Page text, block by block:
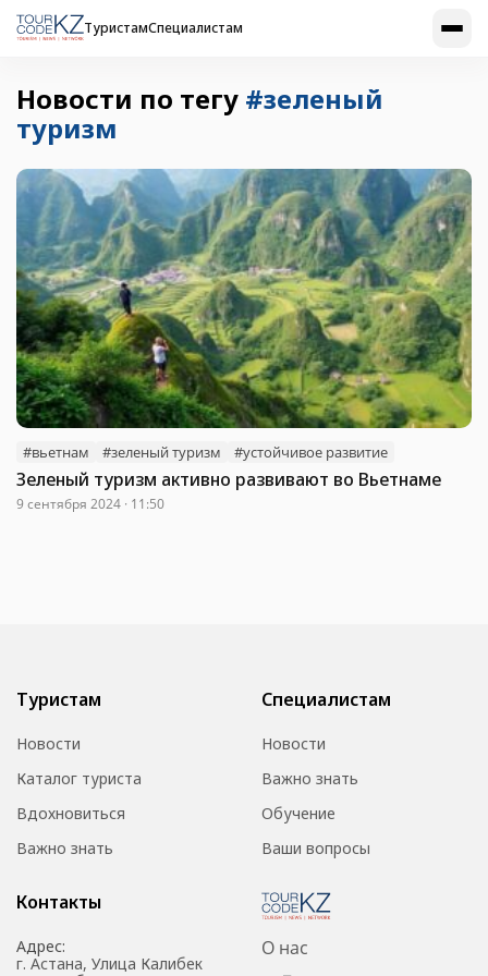
ТуристамСпециалистам
Новости по тегу #зеленый
туризм
#вьетнам #зеленый туризм #устойчивое развитие
Зеленый туризм активно развивают во Вьетнаме
9 сентября 2024 · 11:50
Туристам
Новости
Каталог туриста
Вдохновиться
Важно знать
Специалистам
Новости
Важно знать
Обучение
Ваши вопросы
Контакты
Адрес:
г. Астана, Улица Калибек
О нас